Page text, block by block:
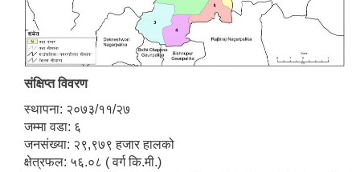
संक्षिप्त विवरण
स्थापना: २०७३/११/२७
जम्मा वडा: ६
जनसंख्या: २९,९७९ हजार हालको
क्षेत्रफल: ५६.०८ ( वर्ग कि.मी.)